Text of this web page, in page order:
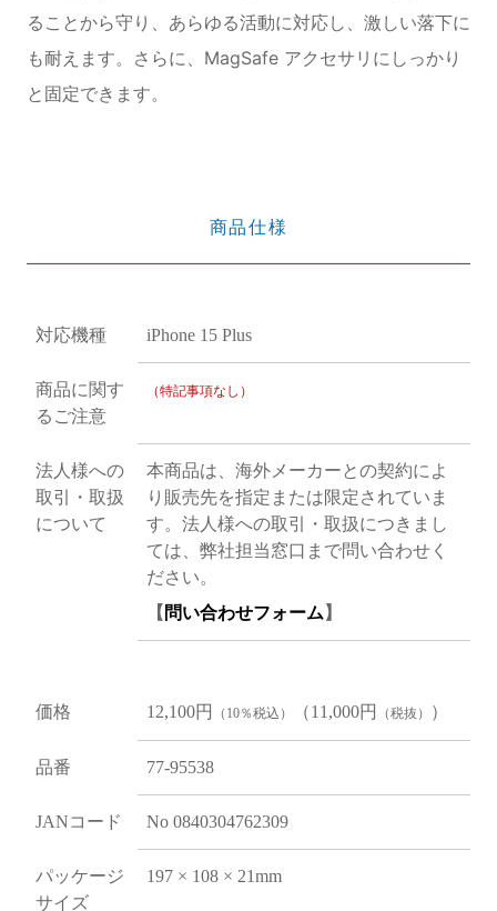
ることから守り、あらゆる活動に対応し、激しい落下に
も耐えます。さらに、MagSafe アクセサリにしっかり
と固定できます。
商品仕様
対応機種 iPhone 15 Plus
商品に関す
るご注意
（特記事項なし）
法人様への
取引・取扱
について
本商品は、海外メーカーとの契約によ
り販売先を指定または限定されていま
す。法人様への取引・取扱につきまし
ては、弊社担当窓口まで問い合わせく
ださい。
【 問い合わせフォーム 】
価格 12,100円 （10％税込） （11,000円 （税抜） ）
品番 77-95538
JANコード No 0840304762309
パッケージ
サイズ
197 × 108 × 21mm